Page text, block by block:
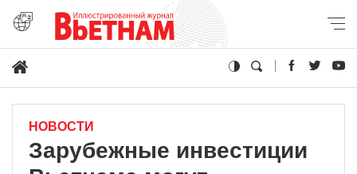
НОВОСТИ
Зарубежные инвестиции